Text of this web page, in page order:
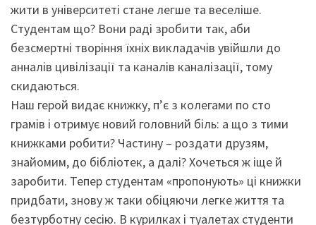
жити в університеті стане легше та веселіше.
Студентам що? Вони раді зробити так, аби
безсмертні творіння їхніх викладачів увійшли до
анналів цивілізації та каналів каналізації, тому
скидаються.
Наш герой видає книжку, п’є з колегами по сто
грамів і отримує новий головний біль: а що з тими
книжками робити? Частину – роздати друзям,
знайомим, до бібліотек, а далі? Хочеться ж іще й
заробити. Тепер студентам «пропонують» ці книжки
придбати, знову ж таки обіцяючи легке життя та
безтурботну сесію. В курилках і туалетах студенти